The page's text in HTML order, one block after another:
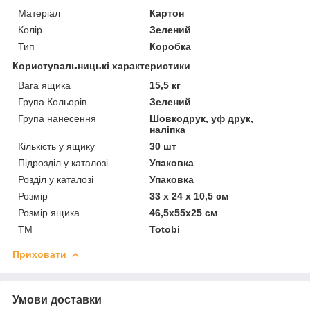
Матеріал
Картон
Колір
Зелений
Тип
Коробка
Користувальницькі характеристики
Вага ящика
15,5 кг
Група Кольорів
Зелений
Група нанесення
Шовкодрук, уф друк,
наліпка
Кількість у ящику
30 шт
Підрозділ у каталозі
Упаковка
Розділ у каталозі
Упаковка
Розмір
33 х 24 х 10,5 см
Розмір ящика
46,5х55х25 см
ТМ
Totobi
Приховати
Умови доставки